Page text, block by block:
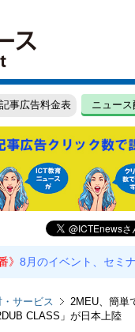
事広告料金表 ニュー
》8月のイベント、セミ
サービス
2MEU、簡単
CLASS」が日本上陸